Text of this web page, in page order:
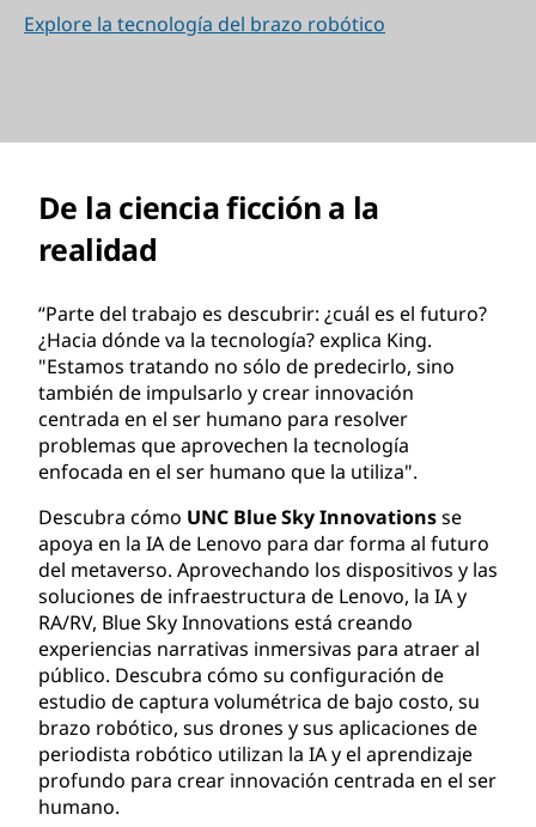
Explore la tecnología del brazo robótico
De la ciencia ficción a la
realidad
“Parte del trabajo es descubrir: ¿cuál es el futuro?
¿Hacia dónde va la tecnología? explica King.
"Estamos tratando no sólo de predecirlo, sino
también de impulsarlo y crear innovación
centrada en el ser humano para resolver
problemas que aprovechen la tecnología
enfocada en el ser humano que la utiliza".
Descubra cómo UNC Blue Sky Innovationsse
apoya en la IA de Lenovo para dar forma al futuro
del metaverso. Aprovechando los dispositivos y las
soluciones de infraestructura de Lenovo, la IA y
RA/RV, Blue Sky Innovations está creando
experiencias narrativas inmersivas para atraer al
público. Descubra cómo su configuración de
estudio de captura volumétrica de bajo costo, su
brazo robótico, sus drones y sus aplicaciones de
periodista robótico utilizan la IA y el aprendizaje
profundo para crear innovación centrada en el ser
humano.